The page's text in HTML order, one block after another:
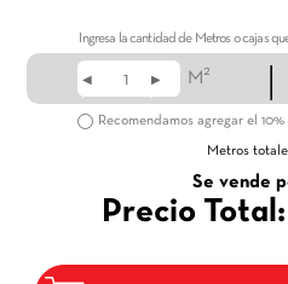
Ingresa la cantidad de Metros o cajas
◀ ▶ M2 |
Recomendamos agregar el 10%
Metros
Se vende
Precio Total: